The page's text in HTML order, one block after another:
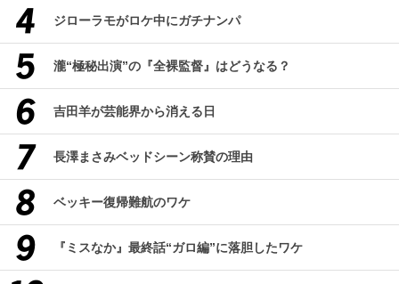
ジローラモがロケ中にガチナンパ
瀧“極秘出演”の『全裸監督』はどうなる？
吉田羊が芸能界から消える日
長澤まさみベッドシーン称賛の理由
ベッキー復帰難航のワケ
『ミスなか』最終話“ガロ編”に落胆したワケ